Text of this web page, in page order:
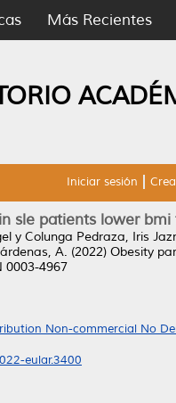
Más Recientes
Iniciar sesión
sle patients lower
y Colunga Pedraza, Iris
A. (2022) Obesity
0003-4967
Non-commercial No
eular.3400